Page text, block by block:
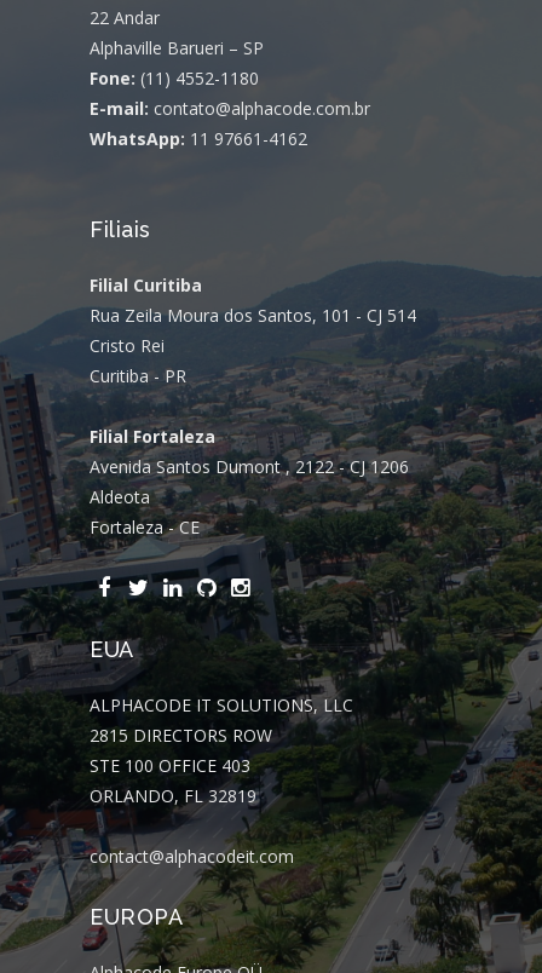
22 Andar
Alphaville Barueri – SP
Fone: (11) 4552-1180
E-mail: contato@alphacode.com.br
WhatsApp: 11 97661-4162
Filiais
Filial Curitiba
Rua Zeila Moura dos Santos, 101 - CJ 514
Cristo Rei
Curitiba - PR
Filial Fortaleza
Avenida Santos Dumont , 2122 - CJ 1206
Aldeota
Fortaleza - CE
EUA
ALPHACODE IT SOLUTIONS, LLC
2815 DIRECTORS ROW
STE 100 OFFICE 403
ORLANDO, FL 32819
contact@alphacodeit.com
EUROPA